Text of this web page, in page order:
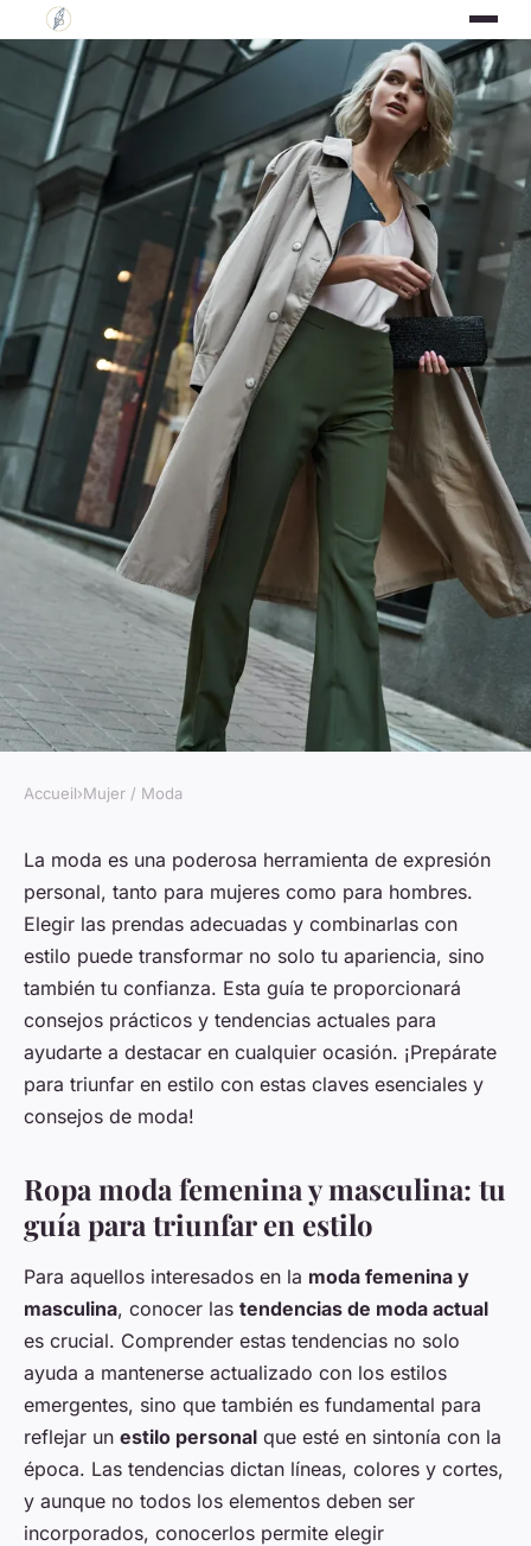
MUJER / MODA
Ropa moda femenina y
masculina: tu guía para
triunfar en estilo
Pablo•24 octubre 2024• 9 min de lecture
Accueil›Mujer / Moda
La moda es una poderosa herramienta de expresión
personal, tanto para mujeres como para hombres.
Elegir las prendas adecuadas y combinarlas con
estilo puede transformar no solo tu apariencia, sino
también tu confianza. Esta guía te proporcionará
consejos prácticos y tendencias actuales para
ayudarte a destacar en cualquier ocasión. ¡Prepárate
para triunfar en estilo con estas claves esenciales y
consejos de moda!
Ropa moda femenina y masculina: tu
guía para triunfar en estilo
Para aquellos interesados en la moda femenina y
masculina, conocer las tendencias de moda actual
es crucial. Comprender estas tendencias no solo
ayuda a mantenerse actualizado con los estilos
emergentes, sino que también es fundamental para
reflejar un estilo personal que esté en sintonía con la
época. Las tendencias dictan líneas, colores y cortes,
y aunque no todos los elementos deben ser
incorporados, conocerlos permite elegir